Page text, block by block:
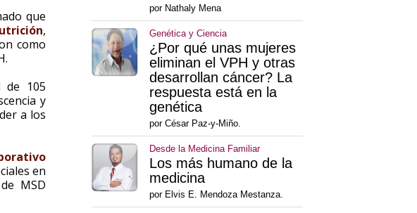
por Nathaly Mena
Genética y Ciencia
¿Por qué unas mujeres
eliminan el VPH y otras
desarrollan cáncer? La
respuesta está en la
genética
por César Paz-y-Miño.
Desde la Medicina Familiar
Los más humano de la
medicina
por Elvis E. Mendoza Mestanza.
que
,
como
105
y
a los
en
MSD